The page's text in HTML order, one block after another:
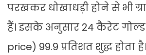
परखकर धोखाधड़ी होने से भी
हैं। इसके अनुसार 24 कैरेट
price) 99.9 प्रतिशत शुद्ध होता